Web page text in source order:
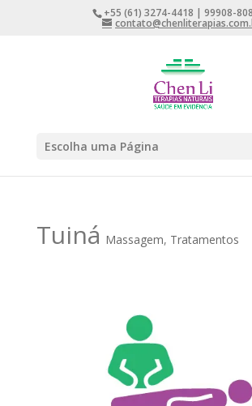
+55 (61) 3274-4418 | 99908-
Escolha uma Página
Tuiná Massagem, Tratamentos